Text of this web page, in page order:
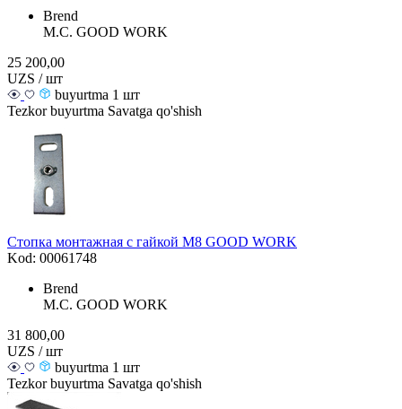
Brend
M.С. GOOD WORK
25 200,00
UZS / шт
buyurtma 1 шт
Tezkor buyurtma Savatga qo'shish
Стопка монтажная с гайкой М8 GOOD WORK
Kod: 00061748
Brend
M.С. GOOD WORK
31 800,00
UZS / шт
buyurtma 1 шт
Tezkor buyurtma Savatga qo'shish